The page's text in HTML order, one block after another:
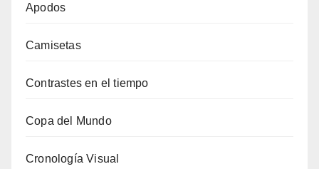
Apodos
Camisetas
Contrastes en el tiempo
Copa del Mundo
Cronología Visual